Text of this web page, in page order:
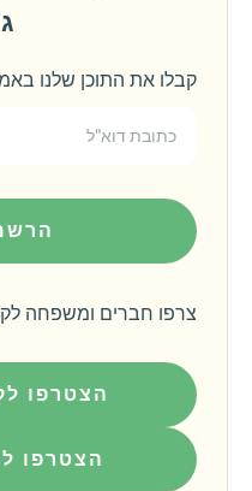
קבלו את התוכן שלנו
צרפו חברים ומשפחה
הצטרפו
הצטרפו